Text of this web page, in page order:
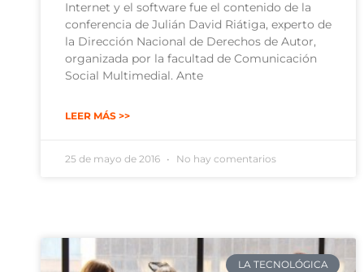
Internet y el software fue el contenido de la
conferencia de Julián David Riátiga, experto de
la Dirección Nacional de Derechos de Autor,
organizada por la facultad de Comunicación
Social Multimedial. Ante
LEER MÁS >>
25 de mayo de 2016 No hay comentarios
LA TECNOLÓGICA